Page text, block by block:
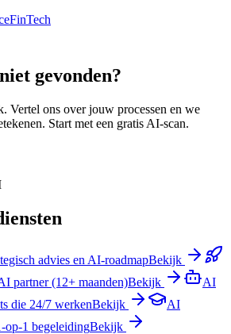
FinTech
gevonden?
Vertel ons over jouw processen en we
Start met een gratis AI-scan.
advies en AI-roadmapBekijk
partner (12+ maanden)Bekijk
AI
die 24/7 werkenBekijk
AI
op-1 begeleidingBekijk